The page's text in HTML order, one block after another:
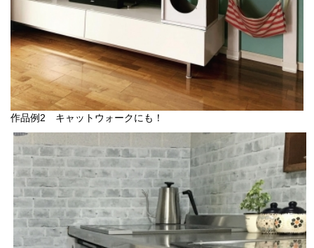
作品例2 キャットウォークにも！